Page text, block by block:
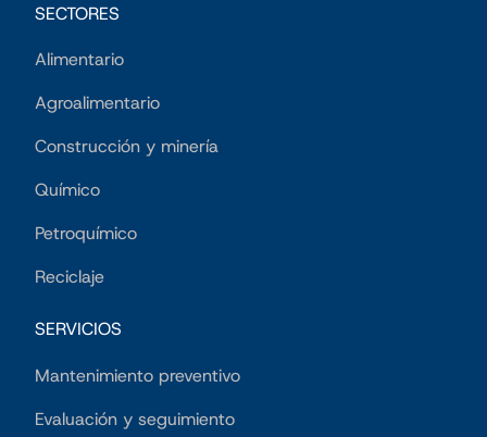
SECTORES
Alimentario
Agroalimentario
Construcción y minería
Químico
Petroquímico
Reciclaje
SERVICIOS
Mantenimiento preventivo
Evaluación y seguimiento